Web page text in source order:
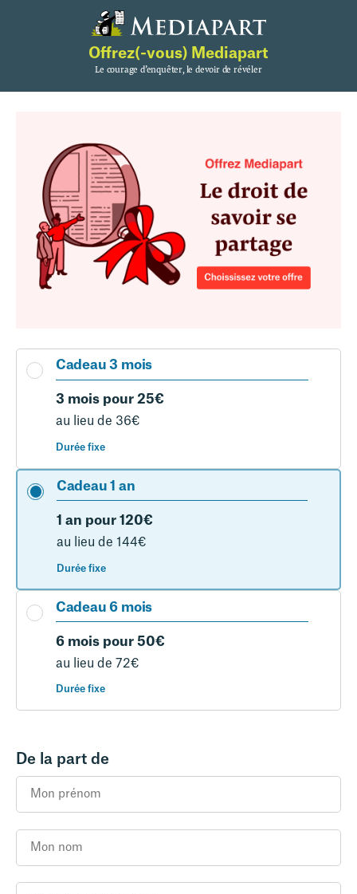
Offrez(-vous) Mediapart
Le courage d’enquêter, le devoir de révéler
Cadeau 3 mois
3 mois pour 25€
au lieu de 36€
Durée fixe
Cadeau 1 an
1 an pour 120€
au lieu de 144€
Durée fixe
Cadeau 6 mois
6 mois pour 50€
au lieu de 72€
Durée fixe
De la part de